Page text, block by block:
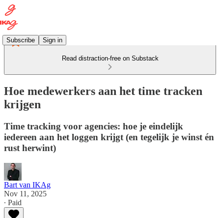
Subscribe Sign in
Read distraction-free on Substack
Hoe medewerkers aan het time tracken
krijgen
Time tracking voor agencies: hoe je eindelijk
iedereen aan het loggen krijgt (en tegelijk je winst én
rust herwint)
Bart van IKAg
Nov 11, 2025
∙ Paid